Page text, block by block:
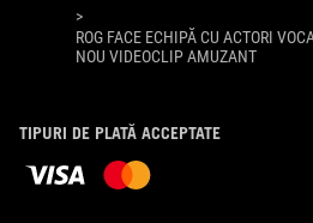
>
ROG FACE ECHIPĂ CU ACTORI
NOU VIDEOCLIP AMUZANT
TIPURI DE PLATĂ ACCEPTATE